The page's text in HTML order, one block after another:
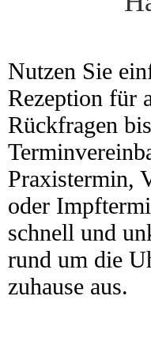
Nutzen Sie
Rezeption für
Rückfragen
Praxistermin,
oder
schnell und
rund um die
zuhause aus.